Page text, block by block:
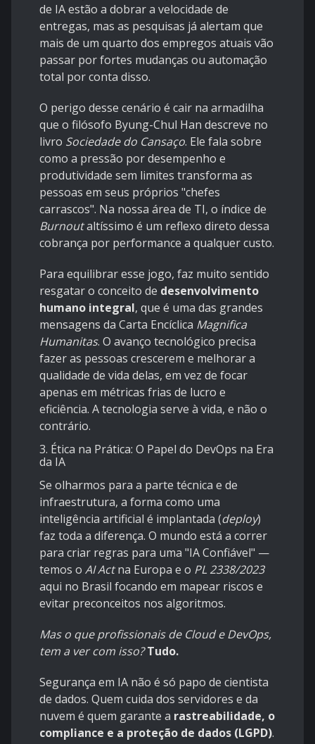
de IA estão a dobrar a velocidade de
entregas, mas as pesquisas já alertam que
mais de um quarto dos empregos atuais vão
passar por fortes mudanças ou automação
total por conta disso.
O perigo desse cenário é cair na armadilha
que o filósofo Byung-Chul Han descreve no
livro Sociedade do Cansaço. Ele fala sobre
como a pressão por desempenho e
produtividade sem limites transforma as
pessoas em seus próprios "chefes
carrascos". Na nossa área de TI, o índice de
Burnoutaltíssimo é um reflexo direto dessa
cobrança por performance a qualquer custo.
Para equilibrar esse jogo, faz muito sentido
resgatar o conceito de desenvolvimento
humano integral, que é uma das grandes
mensagens da Carta Encíclica Magnifica
Humanitas. O avanço tecnológico precisa
fazer as pessoas crescerem e melhorar a
qualidade de vida delas, em vez de focar
apenas em métricas frias de lucro e
eficiência. A tecnologia serve à vida, e não o
contrário.
3. Ética na Prática: O Papel do DevOps na Era
da IA
Se olharmos para a parte técnica e de
infraestrutura, a forma como uma
inteligência artificial é implantada (deploy)
faz toda a diferença. O mundo está a correr
para criar regras para uma "IA Confiável" —
temos o AI Actna Europa e o PL 2338/2023
aqui no Brasil focando em mapear riscos e
evitar preconceitos nos algoritmos.
Mas o que profissionais de Cloud e DevOps,
tem a ver com isso? Tudo.
Segurança em IA não é só papo de cientista
de dados. Quem cuida dos servidores e da
nuvem é quem garante a rastreabilidade, o
compliance e a proteção de dados (LGPD).